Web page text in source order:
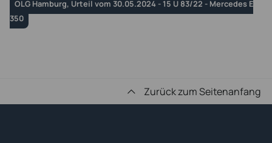
OLG Hamburg, Urteil vom 30.05.2024 - 15 U 83/22 - Mercedes E
350
Zurück zum Seitenanfang